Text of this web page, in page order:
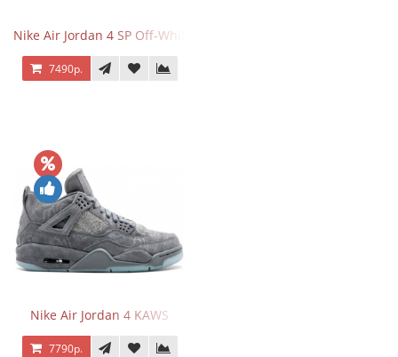
Nike Air Jordan 4 SP Off-White Sail
7490р.
Nike Air Jordan 4 KAWS
7790р.